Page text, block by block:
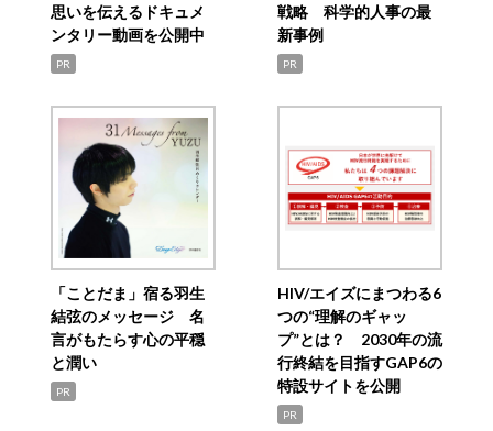
思いを伝えるドキュメ
ンタリー動画を公開中
PR
戦略 科学的人事の最
新事例
PR
「ことだま」宿る羽生
結弦のメッセージ 名
言がもたらす心の平穏
と潤い
PR
HIV/エイズにまつわる6
つの“理解のギャッ
プ”とは？ 2030年の流
行終結を目指すGAP6の
特設サイトを公開
PR